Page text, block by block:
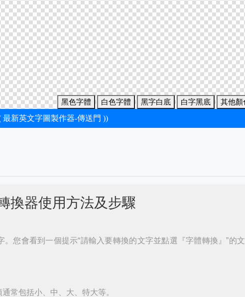
黑色字體 白色字體 黑字白底 白字黑底 其他
最新英文字圖製作器-傳送門 ))
換器使用方法及步驟
您會看到一個提示“請輸入要轉換的文字並點選『字體轉換』”的
常包括小、中、大、特大等。